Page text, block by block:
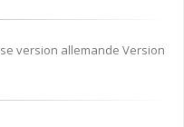
version allemande Version